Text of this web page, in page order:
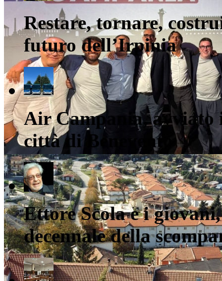
Restare, tornare,
futuro dell’Irpinia
Air Campania,
città di Benevento
Ettore Scola e i
decennale della